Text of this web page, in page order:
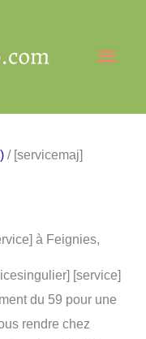
/ [servicemaj]
à Feignies,
[service]
du 59 pour une
rendre chez